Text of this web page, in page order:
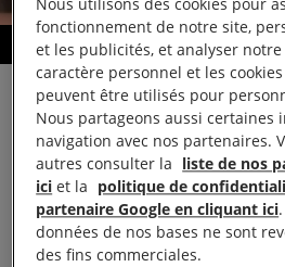
Signatures pour la campagne I welcome
LA VIE DU
Présentation
fonctionnement de notre site,
et les publicités, et analyser
caractère personnel et les
peuvent être utilisés pour
Nous partageons aussi certaines
navigation avec nos partenaires.
autres consulter la liste de nos
ici et la politique de
partenaire Google en cliquant ici
données de nos bases ne sont
des fins commerciales.